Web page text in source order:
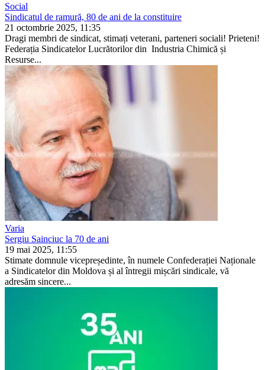
Social
Sindicatul de ramură, 80 de ani de la constituire
21 octombrie 2025, 11:35
Dragi membri de sindicat, stimați vete­rani, parteneri sociali! Prieteni!
Federația Sindicatelor Lucrătorilor din Industria Chi­mică și
Resurse...
Varia
Sergiu Sainciuc la 70 de ani
19 mai 2025, 11:55
Stimate domnule vicepreședinte, în nu­mele Confederației Naționale
a Sindi­catelor din Moldova și al întregii mișcări sindicale, vă
adresăm sincere...